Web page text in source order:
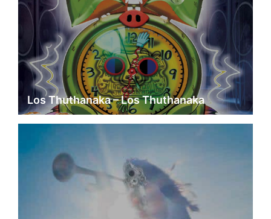
Los Thuthanaka – Los Thuthanaka